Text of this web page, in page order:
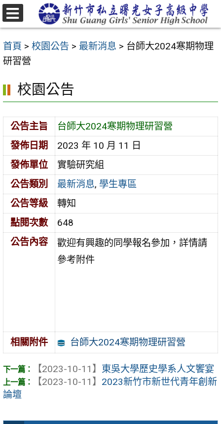
跳
至
要
內
區
首頁 > 校園公告 > 最新消息 > 台師大2024寒期物理
研習營
校園公告
公告主旨
台師大2024寒期物理研習營
發佈日期
2023 年 10 月 11 日
發佈單位
實驗研究組
公告類別
最新消息, 學生專區
公告等級
轉知
點閱次數
648
公告內容
歡迎有興趣的同學報名參加，詳情請
參考附件
相關附件 台師大2024寒期物理研習營
【2023-10-11】 東吳大學歷史學系人文饗宴
【2023-10-11】 2023新竹市新世代青年創新
論壇
選
單